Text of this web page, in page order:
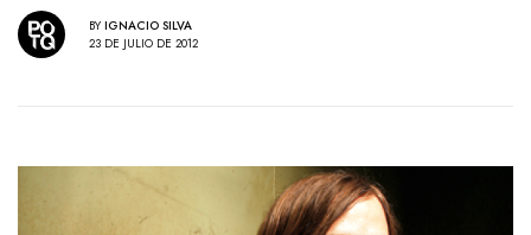
BY IGNACIO SILVA
23 DE JULIO DE 2012